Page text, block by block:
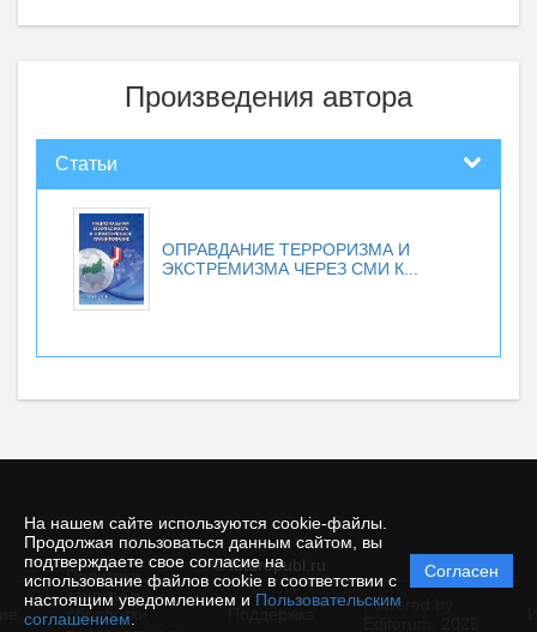
На нашем сайте используются cookie-файлы.
Продолжая пользоваться данным сайтом, вы
подтверждаете свое согласие на
использование файлов cookie в соответствии с
настоящим уведомлением и Пользовательским
соглашением
Согласен
Произведения автора
Статьи
ОПРАВДАНИЕ ТЕРРОРИЗМА И
ЭКСТРЕМИЗМА ЧЕРЕЗ СМИ К...
© futurepubl.ru
Политика
защиты и
обработки
Powered by